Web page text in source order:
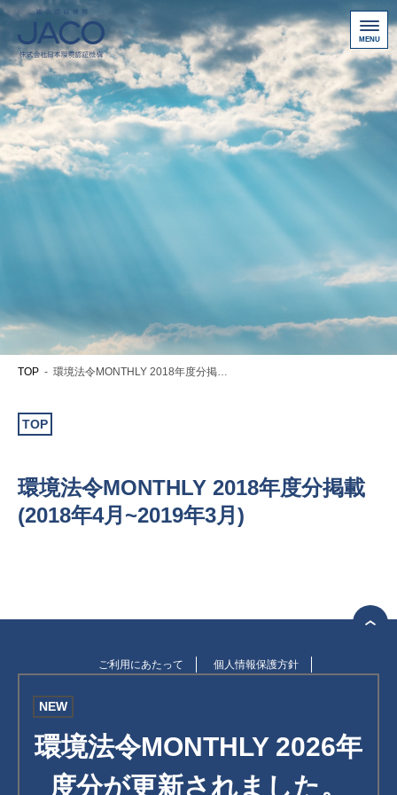
TOP - 環境法令MONTHLY 2018年度分掲載(2018年4月~2019年3月)
TOP
環境法令MONTHLY 2018年度分掲載
(2018年4月~2019年3月)
ご利用にあたって 個人情報保護方針
NEW
環境法令MONTHLY 2026年
度分が更新されました。
総合認証機関JACO 認証サイト
サービス案内
新規認証取得のお客様
他機関から切り替えたいお客様
ニュース一覧
個人情報保護方針
環境法令MONTHLY 2026
バックナンバーを見る
環境マネジメント
品質マネジメント